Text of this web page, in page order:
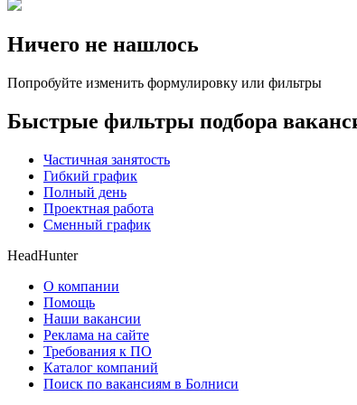
Ничего не нашлось
Попробуйте изменить формулировку или фильтры
Быстрые фильтры подбора
Частичная занятость
Гибкий график
Полный день
Проектная работа
Сменный график
HeadHunter
О компании
Помощь
Наши вакансии
Реклама на сайте
Требования к ПО
Каталог компаний
Поиск по вакансиям в Болниси